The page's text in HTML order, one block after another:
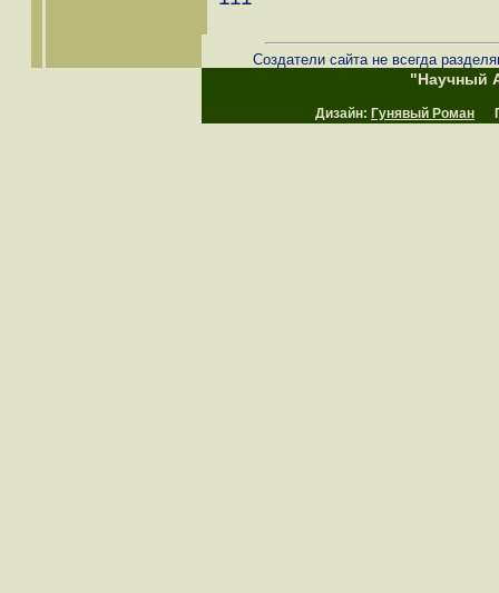
Создатели сайта не всегда
"Научный
Дизайн: Гунявый Роман